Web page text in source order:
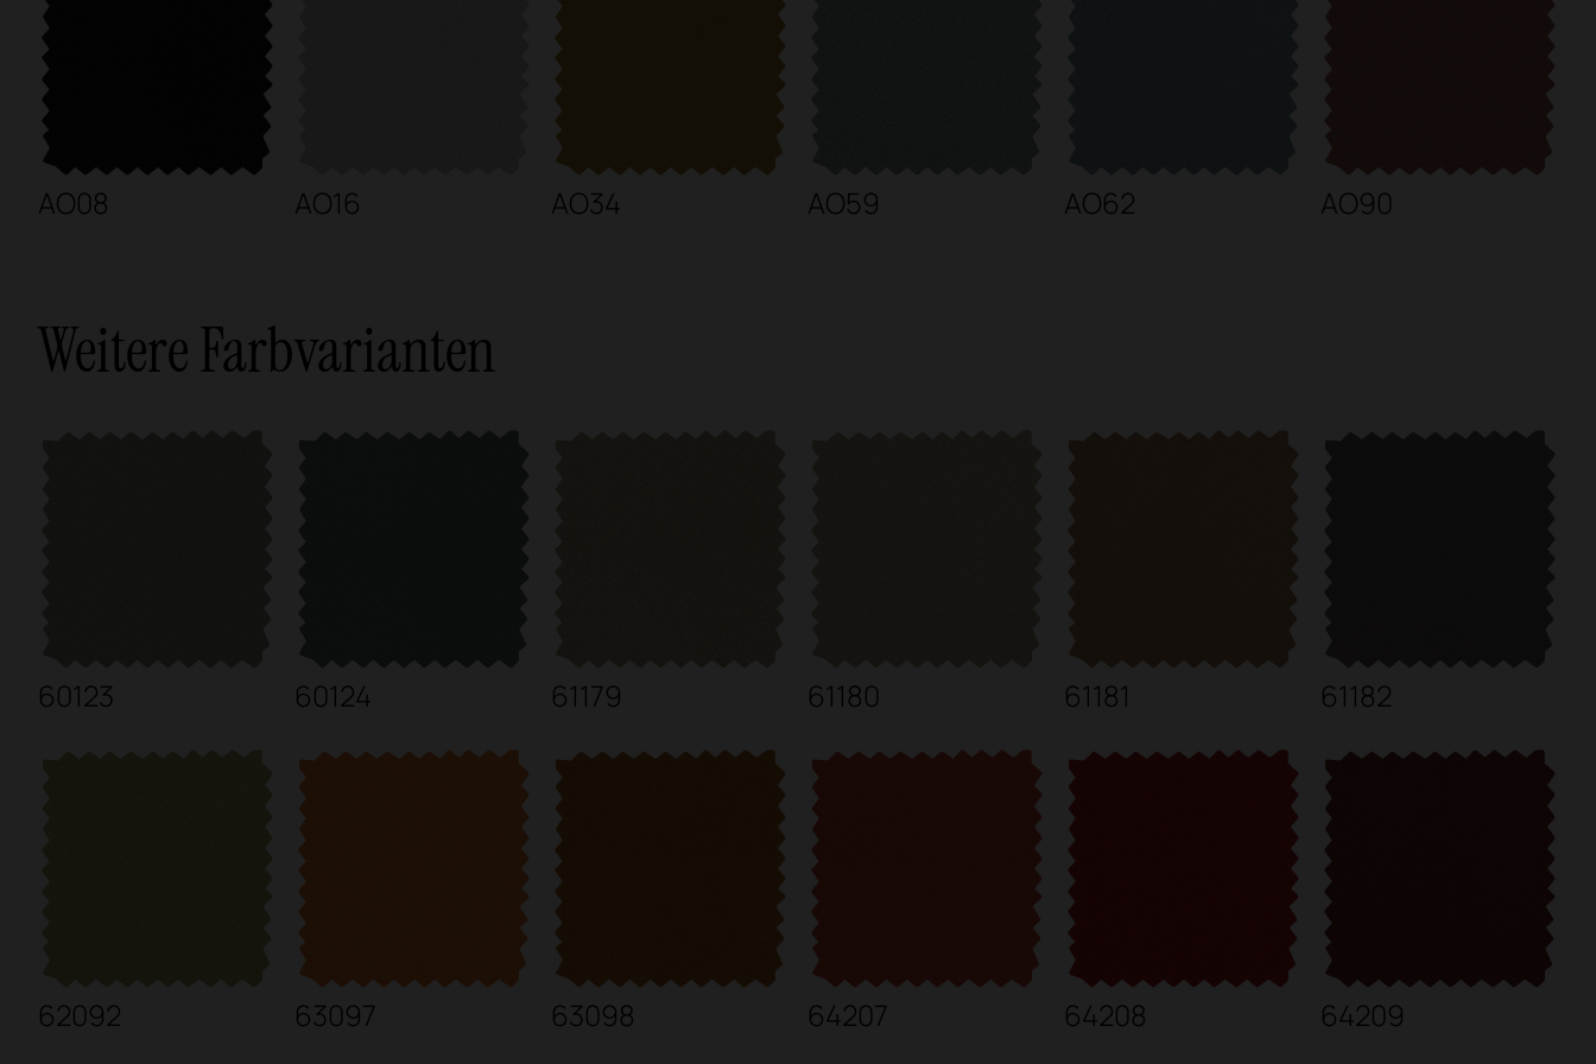
AO08 AO16 AO34 AO59 AO62 AO90
Weitere Farbvarianten
60123 60124 61179 61180 61181 61182
62092 63097 63098 64207 64208 64209